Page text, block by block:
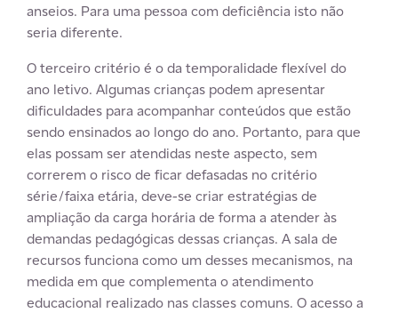
anseios. Para uma pessoa com deficiência isto não
seria diferente.
O terceiro critério é o da temporalidade flexível do
ano letivo. Algumas crianças podem apresentar
dificuldades para acompanhar conteúdos que estão
sendo ensinados ao longo do ano. Portanto, para que
elas possam ser atendidas neste aspecto, sem
correrem o risco de ficar defasadas no critério
série/faixa etária, deve-se criar estratégias de
ampliação da carga horária de forma a atender às
demandas pedagógicas dessas crianças. A sala de
recursos funciona como um desses mecanismos, na
medida em que complementa o atendimento
educacional realizado nas classes comuns. O acesso a